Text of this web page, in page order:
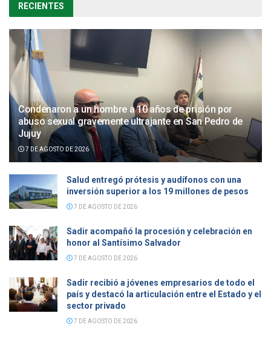
RECIENTES
Condenaron a un hombre a 10 años de prisión por
abuso sexual gravemente ultrajante en San Pedro de
Jujuy
7 DE AGOSTO DE 2026
Salud entregó prótesis y audífonos con una
inversión superior a los 19 millones de pesos
7 DE AGOSTO DE 2026
Sadir acompañó la procesión y celebración en
honor al Santísimo Salvador
7 DE AGOSTO DE 2026
Sadir recibió a jóvenes empresarios de todo el
país y destacó la articulación entre el Estado y el
sector privado
7 DE AGOSTO DE 2026